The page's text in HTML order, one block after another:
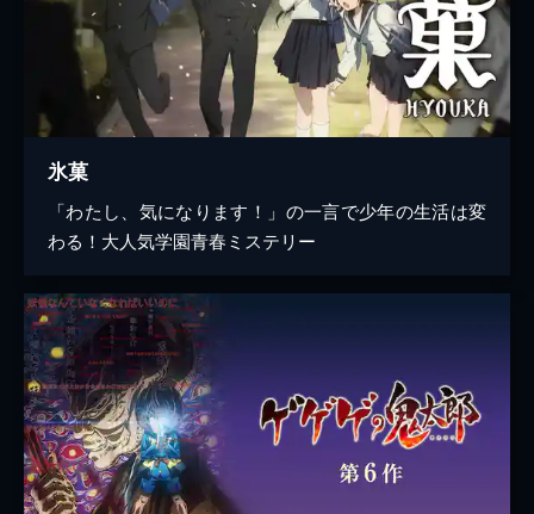
氷菓
「わたし、気になります！」の一言で少年の生活は変
わる！大人気学園青春ミステリー